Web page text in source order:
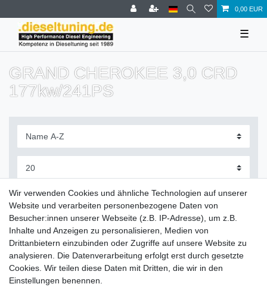
0,00 EUR
☰
GRAND CHEROKEE 3,0 CRD
177kw/241PS
Filter
Zahlung und Versand
Wir verwenden Cookies und ähnliche Technologien auf unserer
Website und verarbeiten personenbezogene Daten von
Besucher:innen unserer Webseite (z.B. IP-Adresse), um z.B.
Inhalte und Anzeigen zu personalisieren, Medien von
Drittanbietern einzubinden oder Zugriffe auf unsere Website zu
analysieren. Die Datenverarbeitung erfolgt erst durch gesetzte
Cookies. Wir teilen diese Daten mit Dritten, die wir in den
Einstellungen benennen.